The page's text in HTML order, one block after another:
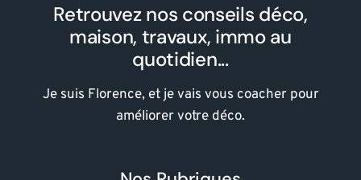
Retrouvez nos conseils déco,
maison, travaux, immo au
quotidien...
Je suis Florence, et je vais vous coacher pour
améliorer votre déco.